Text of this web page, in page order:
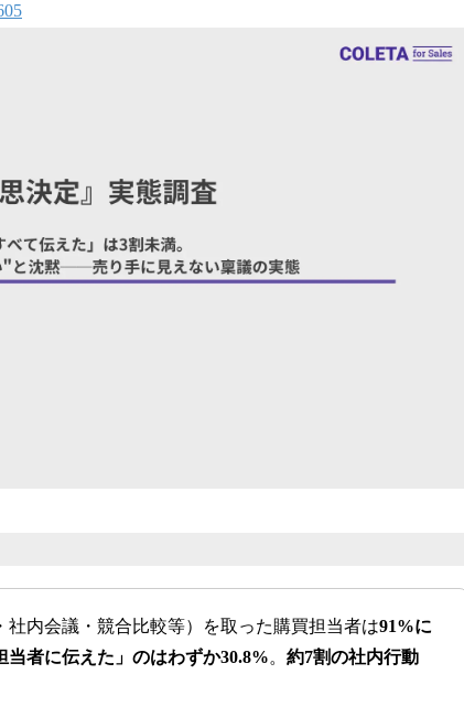
社内会議・競合比較等）を取った購買担当者は91%に
者に伝えた」のはわずか30.8%。 約7割の社内行動